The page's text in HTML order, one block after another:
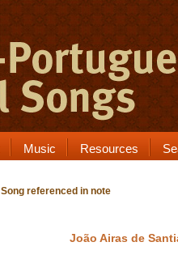
Music Resources
Song referenced in note
João Airas de